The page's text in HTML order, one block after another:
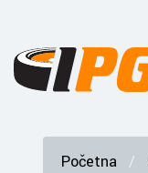
Početna